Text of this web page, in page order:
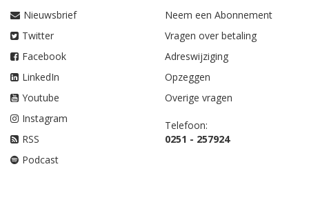
Nieuwsbrief
Twitter
Facebook
LinkedIn
Youtube
Instagram
RSS
Podcast
Neem een Abonnement
Vragen over betaling
Adreswijziging
Opzeggen
Overige vragen
Telefoon:
0251 - 257924